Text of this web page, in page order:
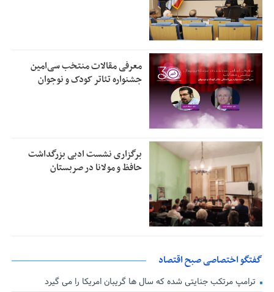
معرفی مقالات منتخب سی‌امین
جشنواره تئاتر کودک و نوجوان
برگزاری نشست ادبی بزرگداشت
حافظ و مولانا در صربستان
گفتگو اختصاصی صبح اقتصاد
ترامپ مرتکب جنایتی شده که سال ها گریبان امریکا را می گیرد